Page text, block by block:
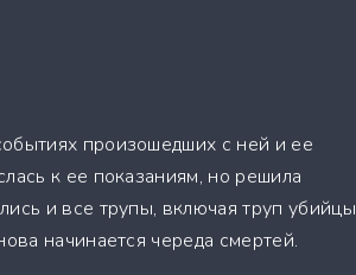
произошедших с ней и ее
к ее показаниям, но решила
и все трупы, включая труп убийцы
начинается череда смертей.